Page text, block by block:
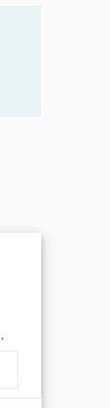
soins et les liens,